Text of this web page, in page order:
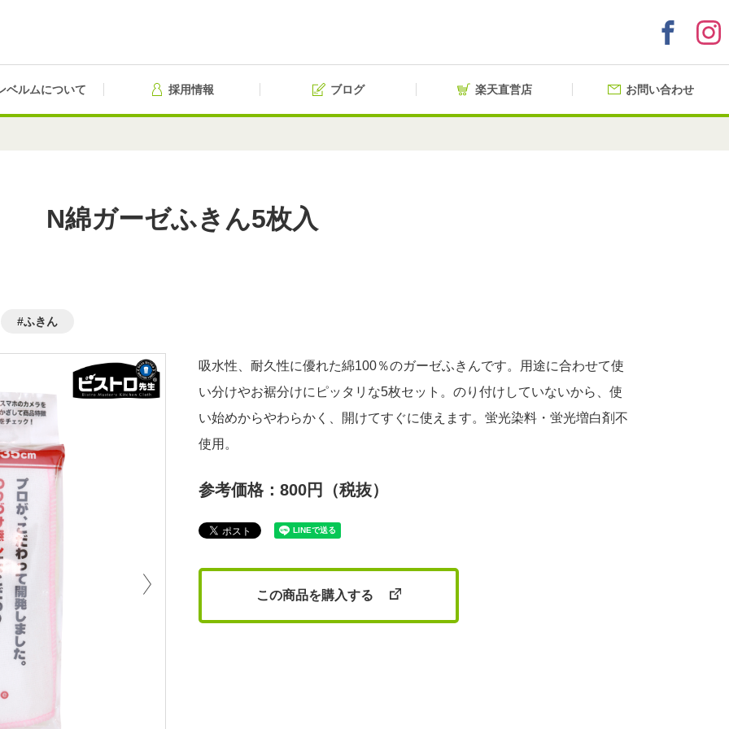
ベルムについて 採用情報 ブログ 楽天直営店 お問い合わせ
N綿ガーゼふきん5枚入
#ふきん
吸水性、耐久性に優れた綿100％のガーゼふきんです。用途に合わせて使
い分けやお裾分けにピッタリな5枚セット。のり付けしていないから、使
い始めからやわらかく、開けてすぐに使えます。蛍光染料・蛍光増白剤不
使用。
参考価格：800円（税抜）
この商品を購入する